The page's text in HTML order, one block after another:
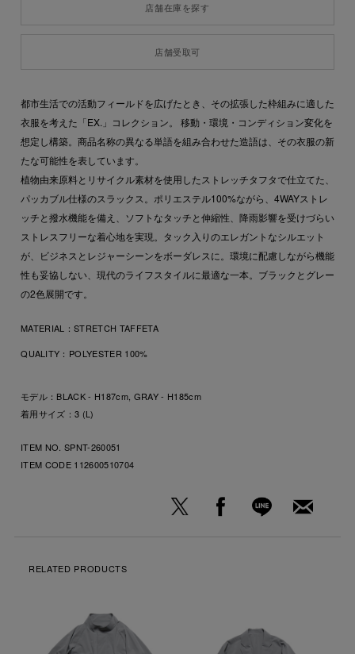
店舗在庫を探す
店舗受取可
都市生活での活動フィールドを広げたとき、その拡張した枠組みに適した
衣服を考えた「EX.」コレクション。 移動・環境・コンディション変化を
想定し構築。商品名称の異なる単語を組み合わせた造語は、その衣服の新
たな可能性を表しています。
植物由来原料とリサイクル素材を使用したストレッチタフタで仕立てた、
パッカブル仕様のスラックス。ポリエステル100%ながら、4WAYストレ
ッチと撥水機能を備え、ソフトなタッチと伸縮性、降雨影響を受けづらい
ストレスフリーな着心地を実現。タック入りのエレガントなシルエット
が、ビジネスとレジャーシーンをボーダレスに。環境に配慮しながら機能
性も妥協しない、現代のライフスタイルに最適な一本。ブラックとグレー
の2色展開です。
MATERIAL： STRETCH TAFFETA
QUALITY： POLYESTER 100%
モデル：BLACK - H187cm, GRAY - H185cm
着用サイズ：3 (L)
ITEM NO. SPNT-260051
ITEM CODE 112600510704
RELATED PRODUCTS